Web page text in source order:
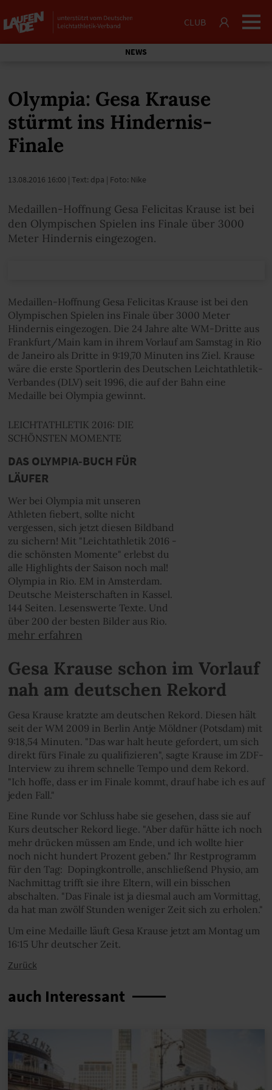
CLUB
NEWS
Olympia: Gesa Krause
stürmt ins Hindernis-
Finale
13.08.2016 16:00 | Text: dpa | Foto: Nike
Medaillen-Hoffnung Gesa Felicitas Krause ist bei
den Olympischen Spielen ins Finale über 3000
Meter Hindernis eingezogen.
Medaillen-Hoffnung Gesa Felicitas Krause ist bei den
Olympischen Spielen ins Finale über 3000 Meter
Hindernis eingezogen. Die 24 Jahre alte WM-Dritte aus
Frankfurt/Main kam in ihrem Vorlauf am Samstag in Rio
de Janeiro als Dritte in 9:19,70 Minuten ins Ziel. Krause
wäre die erste Sportlerin des Deutschen Leichtathletik-
Verbandes (DLV) seit 1996, die auf der Bahn eine
Medaille bei Olympia gewinnt.
LEICHTATHLETIK 2016: DIE
SCHÖNSTEN MOMENTE
DAS OLYMPIA-BUCH FÜR
LÄUFER
Wer bei Olympia mit unseren
Athleten fiebert, sollte nicht
vergessen, sich jetzt diesen Bildband
zu sichern! Mit "Leichtathletik 2016 -
die schönsten Momente" erlebst du
alle Highlights der Saison noch mal!
Olympia in Rio. EM in Amsterdam.
Deutsche Meisterschaften in Kassel.
144 Seiten. Lesenswerte Texte. Und
über 200 der besten Bilder aus Rio.
mehr erfahren
Gesa Krause schon im Vorlauf
nah am deutschen Rekord
Gesa Krause kratzte am deutschen Rekord. Diesen hält
seit der WM 2009 in Berlin Antje Möldner (Potsdam) mit
9:18,54 Minuten. "Das war halt heute gefordert, um sich
direkt fürs Finale zu qualifizieren", sagte Krause im ZDF-
Interview zu ihrem schnelle Tempo und dem Rekord.
"Ich hoffe, dass er im Finale kommt, drauf habe ich es auf
jeden Fall."
Eine Runde vor Schluss habe sie gesehen, dass sie auf
Kurs deutscher Rekord liege. "Aber dafür hätte ich noch
mehr drücken müssen am Ende, und ich wollte hier
noch nicht hundert Prozent geben." Ihr Restprogramm
für den Tag: Dopingkontrolle, anschließend Physio, am
Nachmittag trifft sie ihre Eltern, will ein bisschen
abschalten. "Das Finale ist ja diesmal auch am Vormittag,
da hat man zwölf Stunden weniger Zeit sich zu erholen."
Um eine Medaille läuft Gesa Krause jetzt am Montag um
16:15 Uhr deutscher Zeit.
Zurück
auch Interessant